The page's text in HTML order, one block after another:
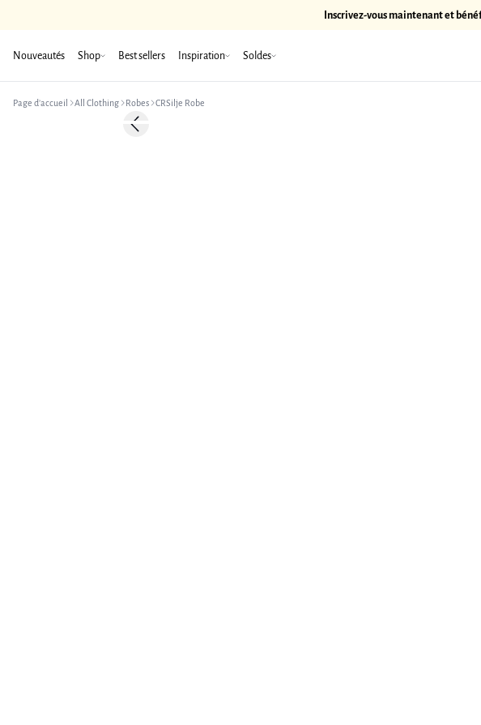
Inscrivez-vous maintenant et
Nouveautés Shop Best sellers Inspiration Soldes
Page d’accueil All Clothing Robes CRSilje Robe
-50%Previous slide